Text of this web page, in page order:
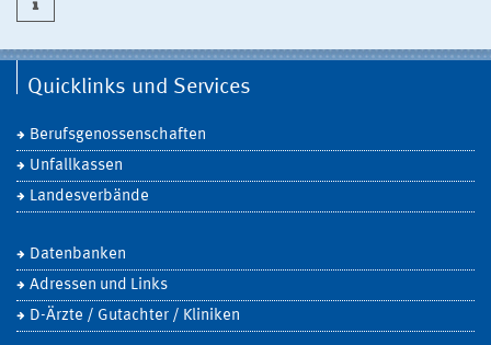
Quicklinks und Services
Berufsgenossenschaften
Unfallkassen
Landesverbände
Datenbanken
Adressen und Links
D-Ärzte / Gutachter / Kliniken